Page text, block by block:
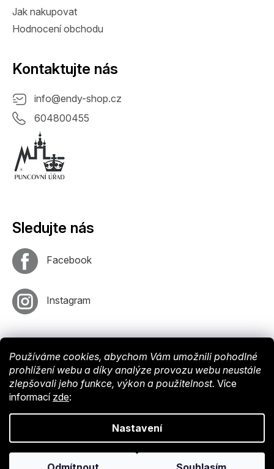
Používáme cookies, abychom Vám umožnili pohodlné
prohlížení webu a díky analýze provozu webu neustále
zlepšovali jeho funkce, výkon a použitelnost. Více
informací zde:
Nastavení
Jak nakupovat
Hodnocení obchodu
Kontaktujte nás
info@endy-shop.cz
604800455
Sledujte nás
Facebook
Instagram
Shoptet. Nastavil týmEshopyUmíme. Design byVokr